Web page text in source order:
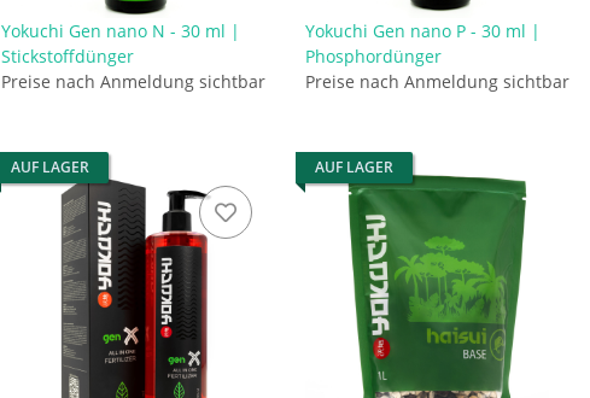
Yokuchi Gen nano N - 30 ml |
Stickstoffdünger
Preise nach Anmeldung sichtbar
Yokuchi Gen nano P - 30 ml |
Phosphordünger
Preise nach Anmeldung sichtbar
AUF LAGER AUF LAGER